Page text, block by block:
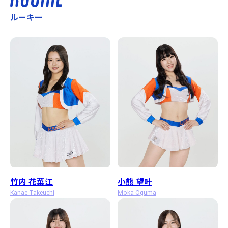
ルーキー
竹内 花菜江
Kanae Takeuchi
小熊 望叶
Moka Oguma